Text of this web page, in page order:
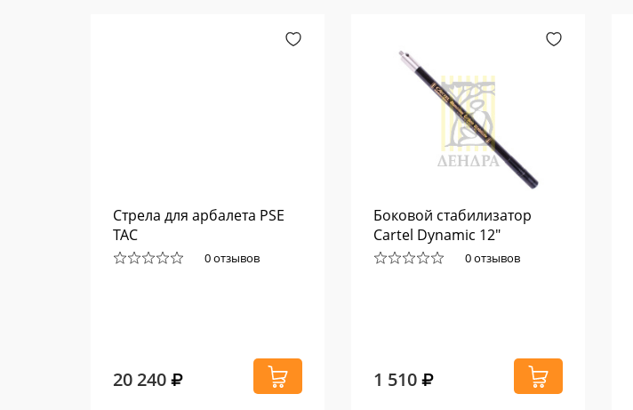
Стрела для арбалета PSE
TAC
0 отзывов
20 240
Боковой стабилизатор
Cartel Dynamic 12"
0 отзывов
1 510